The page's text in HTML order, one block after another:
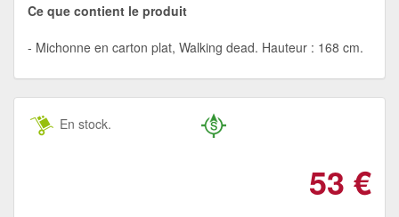
Ce que contient le produit
Michonne en carton plat, Walking dead. Hauteur : 168 cm.
En stock.
53 €